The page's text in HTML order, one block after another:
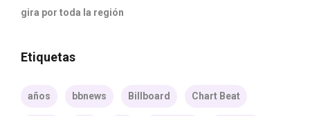
gira por toda la región
Etiquetas
años bbnews Billboard Chart Beat